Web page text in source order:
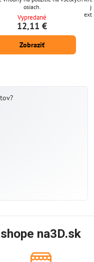
osiach.
Vypredané
12,11 €
Zobraziť
na3D.sk